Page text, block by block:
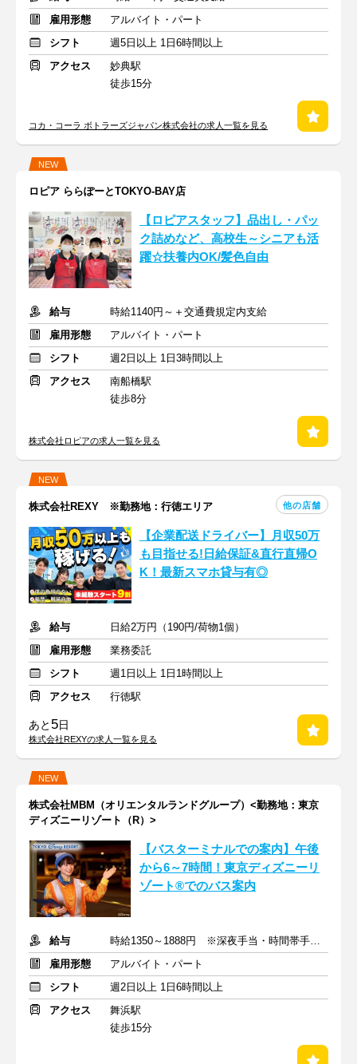
雇用形態
アルバイト・パート
シフト
週5日以上 1日6時間以上
アクセス
妙典駅
徒歩15分
コカ・コーラ ボトラーズジャパン株式会社の求人一覧を見る
NEW
ロピア ららぽーとTOKYO-BAY店
【ロピアスタッフ】品出し・パッ
ク詰めなど、高校生～シニアも活
躍☆扶養内OK/髪色自由
給与
時給1140円～＋交通費規定内支給
雇用形態
アルバイト・パート
シフト
週2日以上 1日3時間以上
アクセス
南船橋駅
徒歩8分
株式会社ロピアの求人一覧を見る
NEW
株式会社REXY ※勤務地：行徳エリア 他の店舗
【企業配送ドライバー】月収50万
も目指せる!日給保証&直行直帰O
K！最新スマホ貸与有◎
給与
日給2万円（190円/荷物1個）
雇用形態
業務委託
シフト
週1日以上 1日1時間以上
アクセス
行徳駅
あと 5日
株式会社REXYの求人一覧を見る
NEW
株式会社MBM（オリエンタルランドグループ）<勤務地：東京
ディズニーリゾート（R）>
【バスターミナルでの案内】午後
から6～7時間！東京ディズニーリ
ゾート®でのバス案内
給与
時給1350～1888円 ※深夜手当・時間帯手当含む
雇用形態
アルバイト・パート
シフト
週2日以上 1日6時間以上
アクセス
舞浜駅
徒歩15分